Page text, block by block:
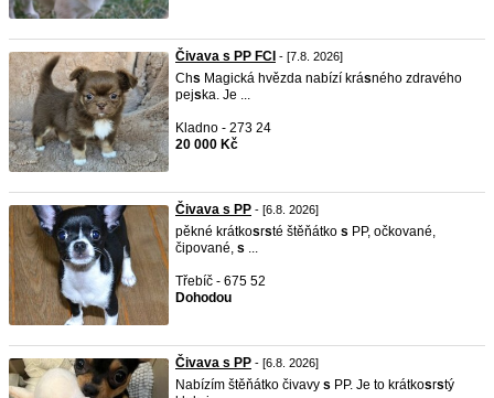
Čivava s PP FCI - [7.8. 2026]
Chs Magická hvězda nabízí krásného zdravého
pejska. Je ...
Kladno - 273 24
20 000 Kč
Čivava s PP - [6.8. 2026]
pěkné krátkosrsté štěňátko s PP, očkované,
čipované, s ...
Třebíč - 675 52
Dohodou
Čivava s PP - [6.8. 2026]
Nabízím štěňátko čivavy s PP. Je to krátkosrstý